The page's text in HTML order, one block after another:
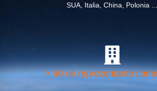
SUA, Italia, China, Polonia ...
> 40 de reprezentanțe